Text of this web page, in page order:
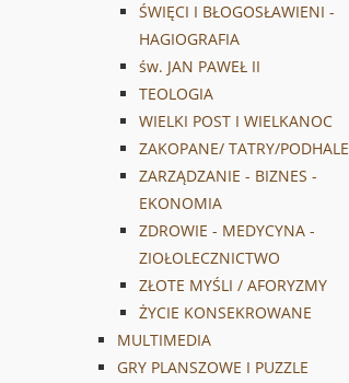
ŚWIĘCI I BŁOGOSŁAWIENI -
HAGIOGRAFIA
św. JAN PAWEŁ II
TEOLOGIA
WIELKI POST I WIELKANOC
ZAKOPANE/ TATRY/PODHALE
ZARZĄDZANIE - BIZNES -
EKONOMIA
ZDROWIE - MEDYCYNA -
ZIOŁOLECZNICTWO
ZŁOTE MYŚLI / AFORYZMY
ŻYCIE KONSEKROWANE
MULTIMEDIA
GRY PLANSZOWE I PUZZLE